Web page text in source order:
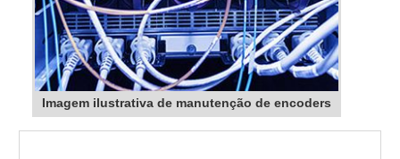
Imagem ilustrativa de manutenção de encoders